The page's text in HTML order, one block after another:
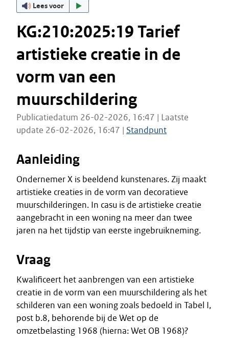
Lees voor
KG:210:2025:19 Tarief
artistieke creatie in de
vorm van een
muurschildering
Publicatiedatum 26-02-2026, 16:47 | Laatste
update 26-02-2026, 16:47 | Standpunt
Aanleiding
Ondernemer X is beeldend kunstenares. Zij maakt
artistieke creaties in de vorm van decoratieve
muurschilderingen. In casu is de artistieke creatie
aangebracht in een woning na meer dan twee
jaren na het tijdstip van eerste ingebruikneming.
Vraag
Kwalificeert het aanbrengen van een artistieke
creatie in de vorm van een muurschildering als het
schilderen van een woning zoals bedoeld in Tabel I,
post b.8, behorende bij de Wet op de
omzetbelasting 1968 (hierna: Wet OB 1968)?